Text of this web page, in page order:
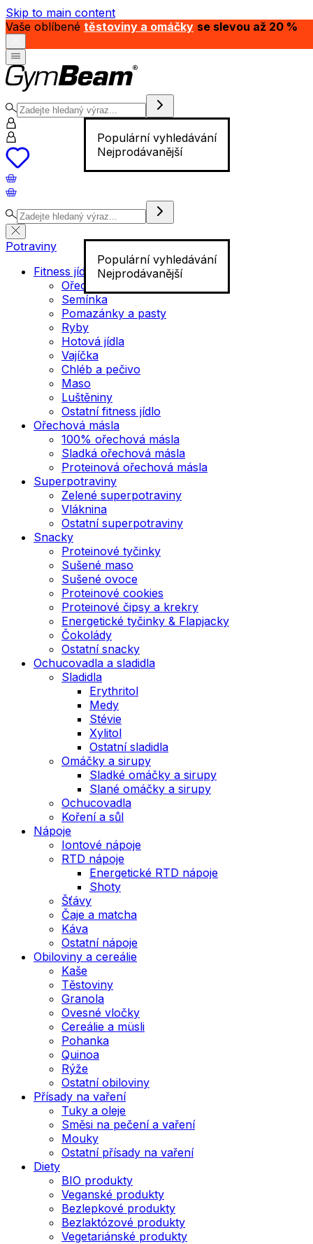
Skip to main content
Vaše oblíbené těstoviny a omáčky se slevou až 20 %
Populární vyhledávání
Nejprodávanější
Populární vyhledávání
Nejprodávanější
Potraviny
Fitness jídlo
Ořechy
Semínka
Pomazánky a pasty
Ryby
Hotová jídla
Vajíčka
Chléb a pečivo
Maso
Luštěniny
Ostatní fitness jídlo
Ořechová másla
100% ořechová másla
Sladká ořechová másla
Proteinová ořechová másla
Superpotraviny
Zelené superpotraviny
Vláknina
Ostatní superpotraviny
Snacky
Proteinové tyčinky
Sušené maso
Sušené ovoce
Proteinové cookies
Proteinové čipsy a krekry
Energetické tyčinky & Flapjacky
Čokolády
Ostatní snacky
Ochucovadla a sladidla
Sladidla
Erythritol
Medy
Stévie
Xylitol
Ostatní sladidla
Omáčky a sirupy
Sladké omáčky a sirupy
Slané omáčky a sirupy
Ochucovadla
Koření a sůl
Nápoje
Iontové nápoje
RTD nápoje
Energetické RTD nápoje
Shoty
Šťávy
Čaje a matcha
Káva
Ostatní nápoje
Obiloviny a cereálie
Kaše
Těstoviny
Granola
Ovesné vločky
Cereálie a müsli
Pohanka
Quinoa
Rýže
Ostatní obiloviny
Přísady na vaření
Tuky a oleje
Směsi na pečení a vaření
Mouky
Ostatní přísady na vaření
Diety
BIO produkty
Veganské produkty
Bezlepkové produkty
Bezlaktózové produkty
Vegetariánské produkty